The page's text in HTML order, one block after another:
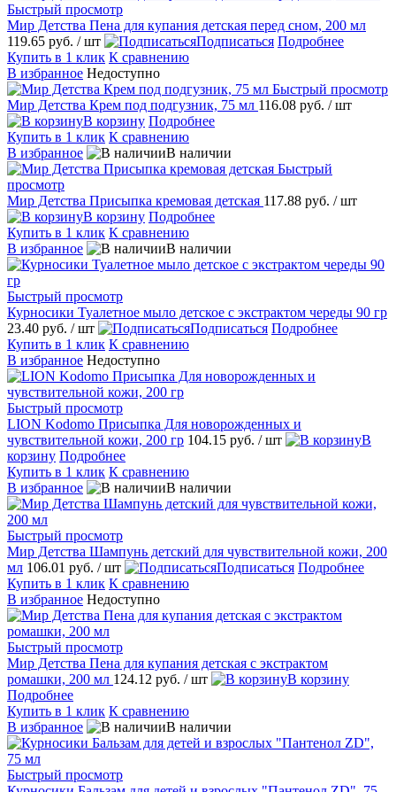
Быстрый просмотр
Мир Детства Пена для купания детская перед сном, 200 мл
119.65 руб. / шт Подписаться Подробнее
Купить в 1 клик К сравнению
В избранное Недоступно
Быстрый просмотр
Мир Детства Крем под подгузник, 75 мл 116.08 руб. / шт
В корзину Подробнее
Купить в 1 клик К сравнению
В избранное
В наличии
Быстрый
просмотр
Мир Детства Присыпка кремовая детская 117.88 руб. / шт
В корзину Подробнее
Купить в 1 клик К сравнению
В избранное
В наличии
Быстрый просмотр
Курносики Туалетное мыло детское с экстрактом череды 90 гр
23.40 руб. / шт Подписаться Подробнее
Купить в 1 клик К сравнению
В избранное Недоступно
Быстрый просмотр
LION Kodomo Присыпка Для новорожденных и
чувствительной кожи, 200 гр 104.15 руб. / шт
В
корзину Подробнее
Купить в 1 клик К сравнению
В избранное
В наличии
Быстрый просмотр
Мир Детства Шампунь детский для чувствительной кожи, 200
мл 106.01 руб. / шт Подписаться Подробнее
Купить в 1 клик К сравнению
В избранное Недоступно
Быстрый просмотр
Мир Детства Пена для купания детская с экстрактом
ромашки, 200 мл 124.12 руб. / шт
В корзину
Подробнее
Купить в 1 клик К сравнению
В избранное
В наличии
Быстрый просмотр